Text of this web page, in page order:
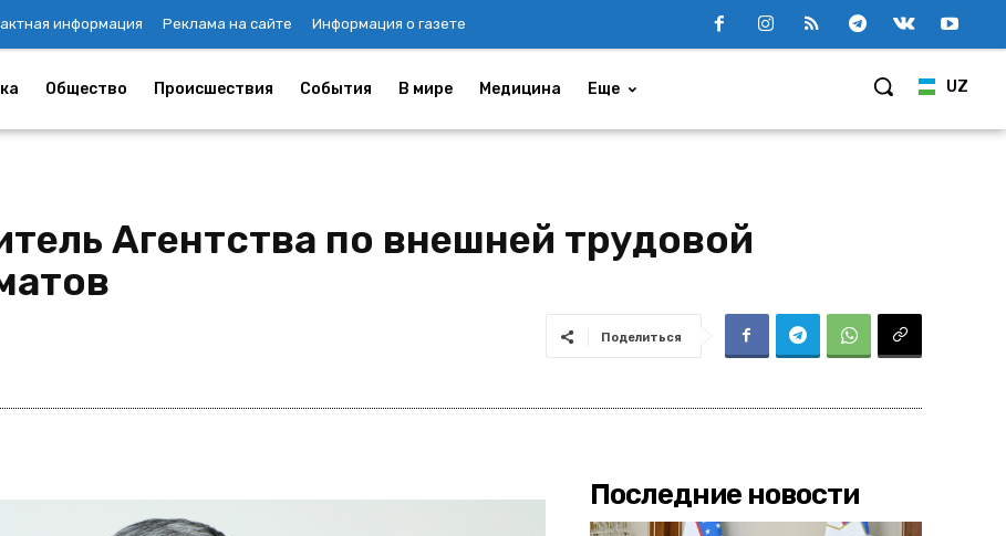
информация Реклама на сайте Информация о газете
UZ
Общество Происшествия События В мире Медицина Еще
Агентства по внешней трудовой
Поделиться
Последние новости